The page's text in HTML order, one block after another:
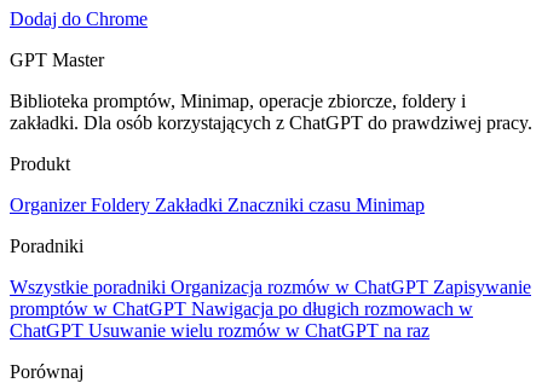
Dodaj do Chrome
GPT Master
Biblioteka promptów, Minimap, operacje zbiorcze, foldery i
zakładki. Dla osób korzystających z ChatGPT do prawdziwej pracy.
Produkt
OrganizerFoldery Zakładki Znaczniki czasu Minimap
Poradniki
Wszystkie poradniki Organizacja rozmów w ChatGPT Zapisywanie
promptów w ChatGPT Nawigacja po długich rozmowach w
ChatGPT Usuwanie wielu rozmów w ChatGPT na raz
Porównaj